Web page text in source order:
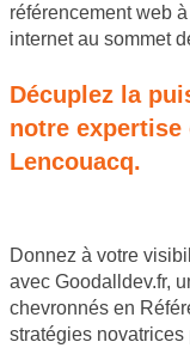
référencement web
internet au sommet
Décuplez la
notre expertise
Lencouacq.
Donnez à votre
avec Goodalldev.fr,
chevronnés en
stratégies